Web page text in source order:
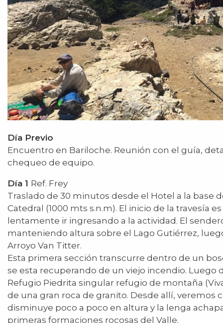
Día Previo
Encuentro en Bariloche. Reunión con el guía,
chequeo de equipo.
Día 1 Ref. Frey
Traslado de 30 minutos desde el Hotel a la base
Catedral (1000 mts s.n.m). El inicio de la travesía
lentamente ir ingresando a la actividad. El
manteniendo altura sobre el Lago Gutiérrez,
Arroyo Van Titter.
Esta primera sección transcurre dentro de un
se esta recuperando de un viejo incendio. Luego
Refugio Piedrita singular refugio de montaña
de una gran roca de granito. Desde allí, veremos
disminuye poco a poco en altura y la lenga
primeras formaciones rocosas del Valle.